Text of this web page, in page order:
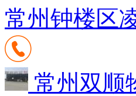
常州钟楼区
常州双顺